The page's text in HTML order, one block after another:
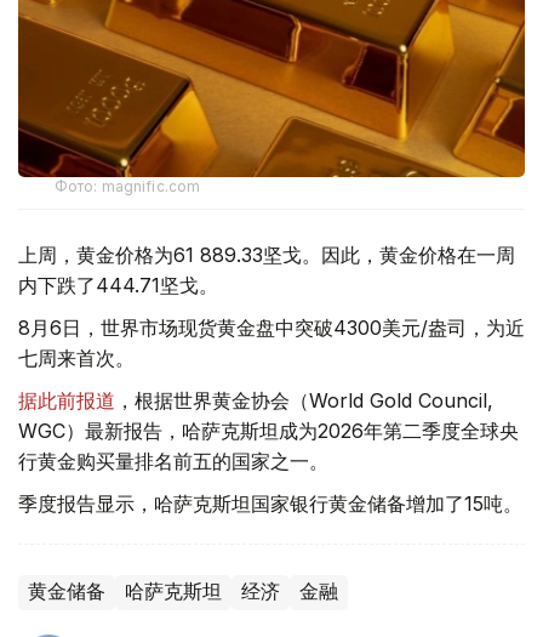
Фото: magnific.com
上周，黄金价格为61 889.33坚戈。因此，黄金价格在一周
内下跌了444.71坚戈。
8月6日，世界市场现货黄金盘中突破4300美元/盎司，为近
七周来首次。
据此前报道 ，根据世界黄金协会（World Gold Council,
WGC）最新报告，哈萨克斯坦成为2026年第二季度全球央
行黄金购买量排名前五的国家之一。
季度报告显示，哈萨克斯坦国家银行黄金储备增加了15吨。
黄金储备 哈萨克斯坦 经济 金融